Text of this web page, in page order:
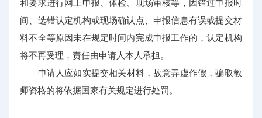
和要求进行网上申报、体检、现场审核等，因错过申报时
间、选错认定机构或现场确认点、申报信息有误或提交材
料不全等原因未在规定时间内完成申报工作的，认定机构
将不再受理，责任由申请人本人承担。
申请人应如实提交相关材料，故意弄虚作假，骗取教
师资格的将依据国家有关规定进行处罚。